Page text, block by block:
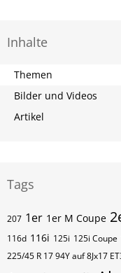
Inhalte
Themen
Bilder und Videos
Artikel
Tags
207 1er 1er M Coupe
116d 116i 125i 125i Coupe
225/45 R 17 94Y auf 8Jx17